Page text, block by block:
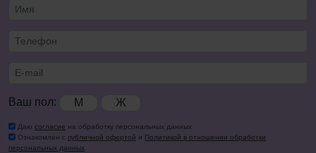
Ваш пол: М Ж
Даю согласие на обработку персональных данных
Ознакомлен с публичной офертой и Политикой в отношении обработки
персональных данных